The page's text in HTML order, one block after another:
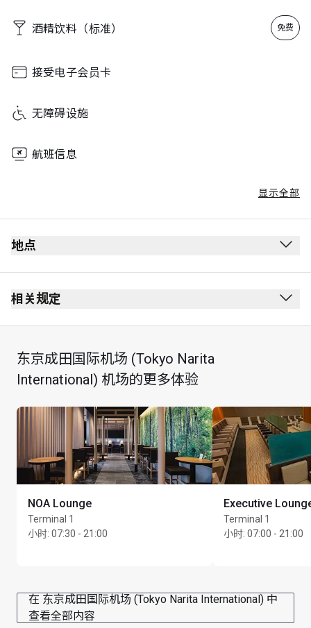
Friday 07:30 - 21:00
Sunday
酒精饮料（标准） 免费
接受电子会员卡
无障碍设施
航班信息
显示全部
地点
出发
安全检查站后方
相关规定
禁止吸烟（包括电子烟）
无着装要求
最长逗留时间：2 小时
东京成田国际机场 (Tokyo Narita
International) 机场的更多体验
NOA Lounge
Terminal 1
小时: 07:30 - 21:00
Executive
Terminal 1
小时: 07:00 - 21:00
在 东京成田国际机场 (Tokyo Narita International) 中
查看全部内容